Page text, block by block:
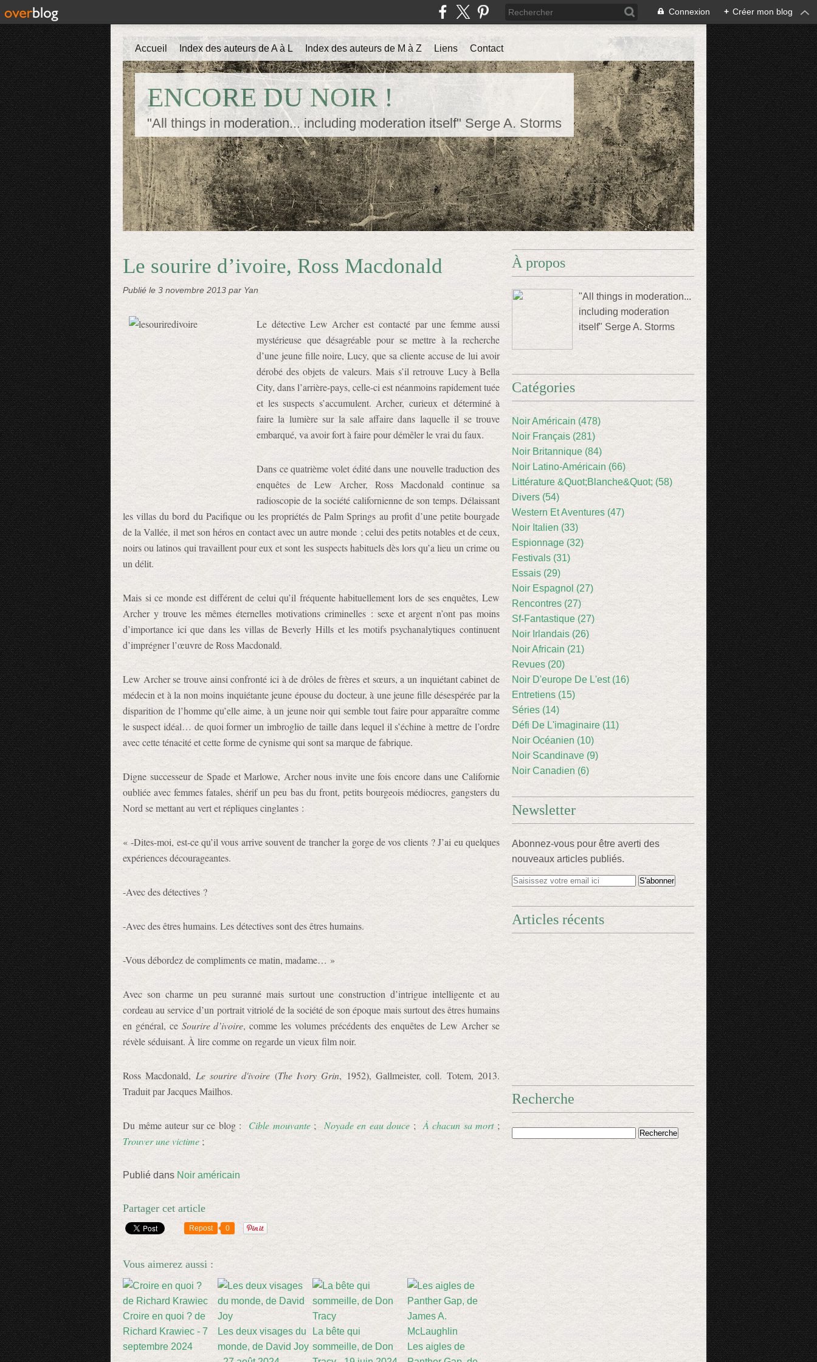
Connexion + Créer mon blog
ENCORE DU NOIR !
"All things in moderation... including moderation itself" Serge A. Storms
Accueil Index des auteurs de A à L Index des auteurs de M à Z Liens Contact
Le sourire d’ivoire, Ross Macdonald
Publié le 3 novembre 2013 par Yan
Le détective Lew Archer est contacté par une femme aussi
mystérieuse que désagréable pour se mettre à la recherche
d’une jeune fille noire, Lucy, que sa cliente accuse de lui avoir
dérobé des objets de valeurs. Mais s’il retrouve Lucy à Bella
City, dans l’arrière-pays, celle-ci est néanmoins rapidement tuée
et les suspects s’accumulent. Archer, curieux et déterminé à
faire la lumière sur la sale affaire dans laquelle il se trouve
embarqué, va avoir fort à faire pour démêler le vrai du faux.
Dans ce quatrième volet édité dans une nouvelle traduction des
enquêtes de Lew Archer, Ross Macdonald continue sa
radioscopie de la société californienne de son temps. Délaissant
les villas du bord du Pacifique ou les propriétés de Palm Springs au profit d’une petite bourgade
de la Vallée, il met son héros en contact avec un autre monde ; celui des petits notables et de ceux,
noirs ou latinos qui travaillent pour eux et sont les suspects habituels dès lors qu’a lieu un crime ou
un délit.
Mais si ce monde est différent de celui qu’il fréquente habituellement lors de ses enquêtes, Lew
Archer y trouve les mêmes éternelles motivations criminelles : sexe et argent n’ont pas moins
d’importance ici que dans les villas de Beverly Hills et les motifs psychanalytiques continuent
d’imprégner l’œuvre de Ross Macdonald.
Lew Archer se trouve ainsi confronté ici à de drôles de frères et sœurs, a un inquiétant cabinet de
médecin et à la non moins inquiétante jeune épouse du docteur, à une jeune fille désespérée par la
disparition de l’homme qu’elle aime, à un jeune noir qui semble tout faire pour apparaître comme
le suspect idéal… de quoi former un imbroglio de taille dans lequel il s’échine à mettre de l’ordre
avec cette ténacité et cette forme de cynisme qui sont sa marque de fabrique.
Digne successeur de Spade et Marlowe, Archer nous invite une fois encore dans une Californie
oubliée avec femmes fatales, shérif un peu bas du front, petits bourgeois médiocres, gangsters du
Nord se mettant au vert et répliques cinglantes :
« -Dites-moi, est-ce qu’il vous arrive souvent de trancher la gorge de vos clients ? J’ai eu quelques
expériences décourageantes.
-Avec des détectives ?
-Avec des êtres humains. Les détectives sont des êtres humains.
-Vous débordez de compliments ce matin, madame… »
Avec son charme un peu suranné mais surtout une construction d’intrigue intelligente et au
cordeau au service d’un portrait vitriolé de la société de son époque mais surtout des êtres humains
en général, ce Sourire d’ivoire, comme les volumes précédents des enquêtes de Lew Archer se
révèle séduisant. À lire comme on regarde un vieux film noir.
Ross Macdonald, Le sourire d'ivoire (The Ivory Grin, 1952), Gallmeister, coll. Totem, 2013.
Traduit par Jacques Mailhos.
Du même auteur sur ce blog : Cible mouvante; Noyade en eau douce ; À chacun sa mort;
Trouver une victime ;
Publié dans Noir américain
Partager cet article
Repost 0
Vous aimerez aussi :
Croire en quoi ? de
Richard Krawiec - 7
septembre 2024
Les deux visages du
monde, de David Joy
La bête qui
sommeille, de Don
Les aigles de
À propos
"All things in moderation...
including moderation
itself" Serge A. Storms
Catégories
Noir Américain (478)
Noir Français (281)
Noir Britannique (84)
Noir Latino-Américain (66)
Littérature &Quot;Blanche&Quot; (58)
Divers (54)
Western Et Aventures (47)
Noir Italien (33)
Espionnage (32)
Festivals (31)
Essais (29)
Noir Espagnol (27)
Rencontres (27)
Sf-Fantastique (27)
Noir Irlandais (26)
Noir Africain (21)
Revues (20)
Noir D'europe De L'est (16)
Entretiens (15)
Séries (14)
Défi De L'imaginaire (11)
Noir Océanien (10)
Noir Scandinave (9)
Noir Canadien (6)
Newsletter
Abonnez-vous pour être averti des
nouveaux articles publiés.
Articles récents
Recherche